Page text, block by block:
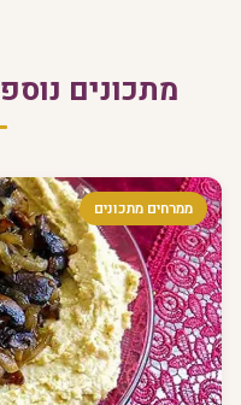
מתכונים
ממרחים מתכונים